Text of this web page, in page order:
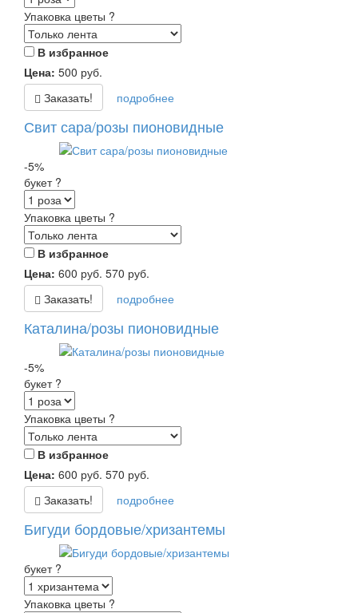
Упаковка цветы ?
В избранное
Цена: 500 руб.
Заказать!
подробнее
Свит сара/розы пионовидные
-5%
букет ?
Упаковка цветы ?
В избранное
Цена: 600 руб. 570 руб.
Заказать!
подробнее
Каталина/розы пионовидные
-5%
букет ?
Упаковка цветы ?
В избранное
Цена: 600 руб. 570 руб.
Заказать!
подробнее
Бигуди бордовые/хризантемы
букет ?
Упаковка цветы ?